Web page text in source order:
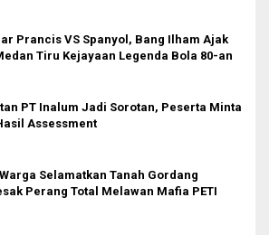
Prancis VS Spanyol, Bang Ilham Ajak
Tiru Kejayaan Legenda Bola 80-an
PT Inalum Jadi Sorotan, Peserta Minta
Assessment
Selamatkan Tanah Gordang
Perang Total Melawan Mafia PETI